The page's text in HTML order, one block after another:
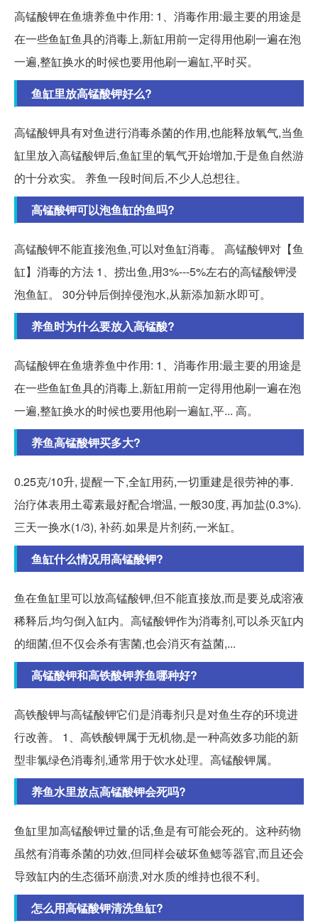
高锰酸钾在鱼塘养鱼中作用: 1、消毒作用:最主要的用途是
在一些鱼缸鱼具的消毒上,新缸用前一定得用他刷一遍在泡
一遍,整缸换水的时候也要用他刷一遍缸,平时买。
鱼缸里放高锰酸钾好么?
高锰酸钾具有对鱼进行消毒杀菌的作用,也能释放氧气,当鱼
缸里放入高锰酸钾后,鱼缸里的氧气开始增加,于是鱼自然游
的十分欢实。 养鱼一段时间后,不少人总想往。
高锰酸钾可以泡鱼缸的鱼吗?
高锰酸钾不能直接泡鱼,可以对鱼缸消毒。 高锰酸钾对【鱼
缸】消毒的方法 1、捞出鱼,用3%---5%左右的高锰酸钾浸
泡鱼缸。 30分钟后倒掉侵泡水,从新添加新水即可。
养鱼时为什么要放入高锰酸?
高锰酸钾在鱼塘养鱼中作用: 1、消毒作用:最主要的用途是
在一些鱼缸鱼具的消毒上,新缸用前一定得用他刷一遍在泡
一遍,整缸换水的时候也要用他刷一遍缸,平... 高。
养鱼高锰酸钾买多大?
0.25克/10升, 提醒一下,全缸用药,一切重建是很劳神的事.
治疗体表用土霉素最好配合增温, 一般30度, 再加盐(0.3%).
三天一换水(1/3), 补药.如果是片剂药,一米缸。
鱼缸什么情况用高锰酸钾?
鱼在鱼缸里可以放高锰酸钾,但不能直接放,而是要兑成溶液
稀释后,均匀倒入缸内。高锰酸钾作为消毒剂,可以杀灭缸内
的细菌,但不仅会杀有害菌,也会消灭有益菌,...
高锰酸钾和高铁酸钾养鱼哪种好?
高铁酸钾与高锰酸钾它们是消毒剂只是对鱼生存的环境进
行改善。 1、高铁酸钾属于无机物,是一种高效多功能的新
型非氯绿色消毒剂,通常用于饮水处理。高锰酸钾属。
养鱼水里放点高锰酸钾会死吗?
鱼缸里加高锰酸钾过量的话,鱼是有可能会死的。这种药物
虽然有消毒杀菌的功效,但同样会破坏鱼鳃等器官,而且还会
导致缸内的生态循环崩溃,对水质的维持也很不利。
怎么用高锰酸钾清洗鱼缸?